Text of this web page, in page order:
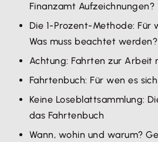
Finanzamt Aufzeichnungen?
Die 1-Prozent-Methode: Für
Was muss beachtet werden?
Achtung: Fahrten zur Arbeit
Fahrtenbuch: Für wen es
Keine Loseblattsammlung:
das Fahrtenbuch
Wann, wohin und warum?